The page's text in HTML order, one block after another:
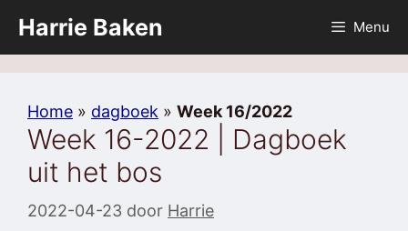
naar
de
Harrie Baken Menu
Home » dagboek » Week 16/2022
Week 16-2022 | Dagboek
uit het bos
2022-04-23 door Harrie